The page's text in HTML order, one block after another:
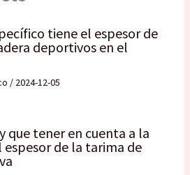
tiene el espesor de
deportivos en el
/ 2024-12-05
que tener en cuenta a la
espesor de la tarima de